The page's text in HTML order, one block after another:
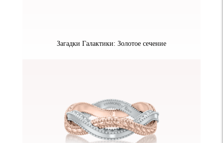
Загадки Галактики: Золотое сечение